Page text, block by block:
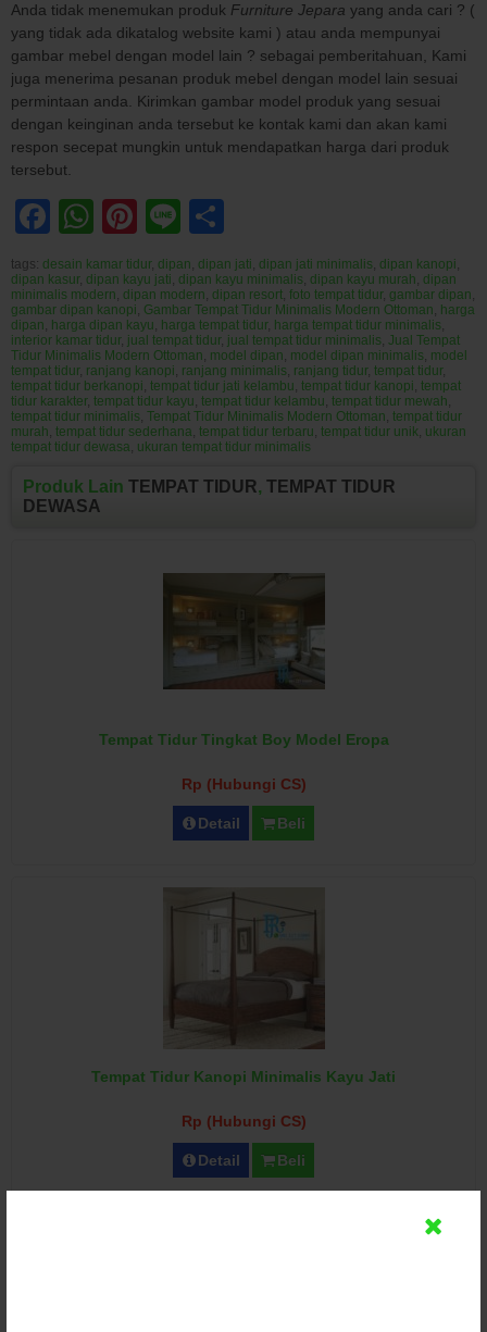
Anda tidak menemukan produk Furniture Jepara yang anda cari ? (
yang tidak ada dikatalog website kami ) atau anda mempunyai
gambar mebel dengan model lain ? sebagai pemberitahuan, Kami
juga menerima pesanan produk mebel dengan model lain sesuai
permintaan anda. Kirimkan gambar model produk yang sesuai
dengan keinginan anda tersebut ke kontak kami dan akan kami
respon secepat mungkin untuk mendapatkan harga dari produk
tersebut.
Facebook
WhatsApp
Pinterest
Line
tags: desain kamar tidur, dipan, dipan jati, dipan jati minimalis, dipan kanopi,
dipan kasur, dipan kayu jati, dipan kayu minimalis, dipan kayu murah, dipan
minimalis modern, dipan modern, dipan resort, foto tempat tidur, gambar dipan,
gambar dipan kanopi, Gambar Tempat Tidur Minimalis Modern Ottoman, harga
dipan, harga dipan kayu, harga tempat tidur, harga tempat tidur minimalis,
interior kamar tidur, jual tempat tidur, jual tempat tidur minimalis, Jual Tempat
Tidur Minimalis Modern Ottoman, model dipan, model dipan minimalis, model
tempat tidur, ranjang kanopi, ranjang minimalis, ranjang tidur, tempat tidur,
tempat tidur berkanopi, tempat tidur jati kelambu, tempat tidur kanopi, tempat
tidur karakter, tempat tidur kayu, tempat tidur kelambu, tempat tidur mewah,
tempat tidur minimalis, Tempat Tidur Minimalis Modern Ottoman, tempat tidur
murah, tempat tidur sederhana, tempat tidur terbaru, tempat tidur unik, ukuran
tempat tidur dewasa, ukuran tempat tidur minimalis
Produk Lain TEMPAT TIDUR, TEMPAT TIDUR
DEWASA
Tempat Tidur Tingkat Boy Model Eropa
Rp (Hubungi CS)
Detail Beli
Tempat Tidur Kanopi Minimalis Kayu Jati
Rp (Hubungi CS)
Detail Beli